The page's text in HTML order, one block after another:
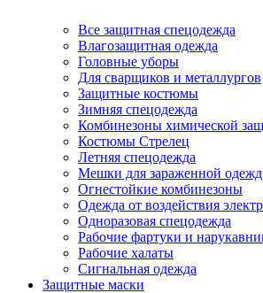
Все защитная спецодежда
Влагозащитная одежда
Головные уборы
Для сварщиков и металлургов
Защитные костюмы
Зимняя спецодежда
Комбинезоны химической
Костюмы Стрелец
Летняя спецодежда
Мешки для зараженной
Огнестойкие комбинезоны
Одежда от воздействия
Одноразовая спецодежда
Рабочие фартуки и
Рабочие халаты
Сигнальная одежда
Защитные маски